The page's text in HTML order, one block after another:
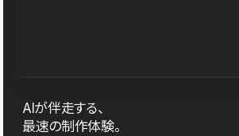
AIが伴走する、
最速の制作体験。